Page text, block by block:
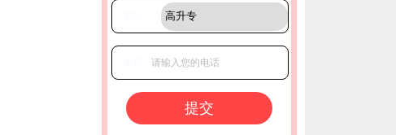
电话：